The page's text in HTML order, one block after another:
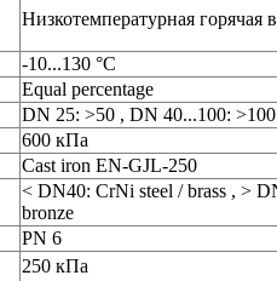
Низкотемпературная горячая
-10...130 °C
Equal percentage
DN 25: >50 , DN 40...100: >100
600 кПа
Cast iron EN-GJL-250
< DN40: CrNi steel / brass , >
bronze
PN 6
250 кПа